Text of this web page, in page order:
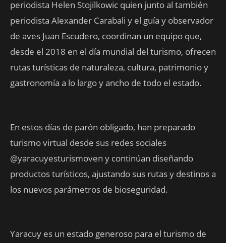
periodista Helen Stojilkowic quien junto al también
periodista Alexander Carabali y el guía y observador
de aves Juan Escudero, coordinan un equipo que,
desde el 2018 en el día mundial del turismo, ofrecen
rutas turísticas de naturaleza, cultura, patrimonio y
gastronomía a lo largo y ancho de todo el estado.
En estos días de parón obligado, han preparado
turismo virtual desde sus redes sociales
@yaracuyesturismoven y continúan diseñando
productos turísticos, ajustando sus rutas y destinos a
los nuevos parámetros de bioseguridad.
Yaracuy es un estado generoso para el turismo de